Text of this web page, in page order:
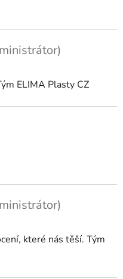
ELIMA Plasty CZ
které nás těší. Tým